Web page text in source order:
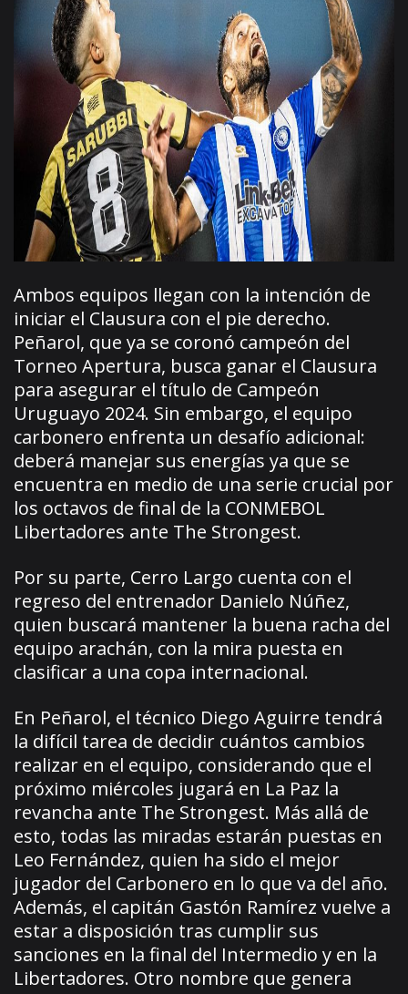
Ambos equipos llegan con la intención de
iniciar el Clausura con el pie derecho.
Peñarol, que ya se coronó campeón del
Torneo Apertura, busca ganar el Clausura
para asegurar el título de Campeón
Uruguayo 2024. Sin embargo, el equipo
carbonero enfrenta un desafío adicional:
deberá manejar sus energías ya que se
encuentra en medio de una serie crucial por
los octavos de final de la CONMEBOL
Libertadores ante The Strongest.
Por su parte, Cerro Largo cuenta con el
regreso del entrenador Danielo Núñez,
quien buscará mantener la buena racha del
equipo arachán, con la mira puesta en
clasificar a una copa internacional.
En Peñarol, el técnico Diego Aguirre tendrá
la difícil tarea de decidir cuántos cambios
realizar en el equipo, considerando que el
próximo miércoles jugará en La Paz la
revancha ante The Strongest. Más allá de
esto, todas las miradas estarán puestas en
Leo Fernández, quien ha sido el mejor
jugador del Carbonero en lo que va del año.
Además, el capitán Gastón Ramírez vuelve a
estar a disposición tras cumplir sus
sanciones en la final del Intermedio y en la
Libertadores. Otro nombre que genera